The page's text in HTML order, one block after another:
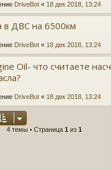
DriveBot « 18 дек 2018, 13:24
в ДВС на 6500км
DriveBot « 18 дек 2018, 13:24
Oil- что считаете
DriveBot « 18 дек 2018, 13:24
4 темы • Страница 1 из 1